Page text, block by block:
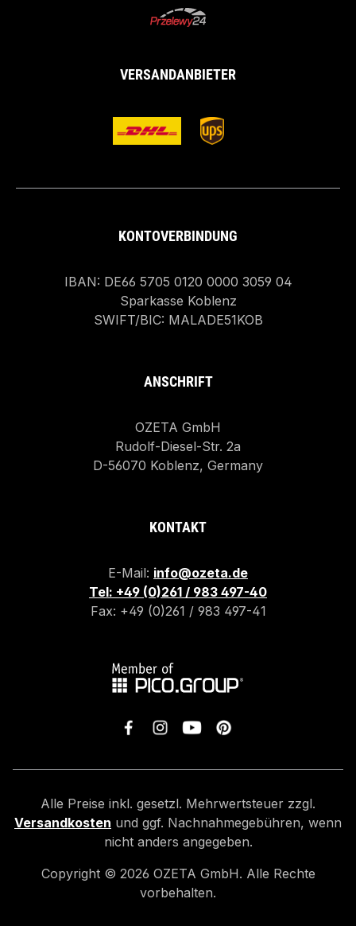
VERSANDANBIETER
KONTOVERBINDUNG
IBAN: DE66 5705 0120 0000 3059 04
Sparkasse Koblenz
SWIFT/BIC: MALADE51KOB
ANSCHRIFT
OZETA GmbH
Rudolf-Diesel-Str. 2a
D-56070 Koblenz, Germany
KONTAKT
E-Mail: info@ozeta.de
Tel: +49 (0)261 / 983 497-40
Fax: +49 (0)261 / 983 497-41
Alle Preise inkl. gesetzl. Mehrwertsteuer zzgl.
Versandkosten und ggf. Nachnahmegebühren, wenn
nicht anders angegeben.
Copyright © 2026 OZETA GmbH. Alle Rechte
vorbehalten.